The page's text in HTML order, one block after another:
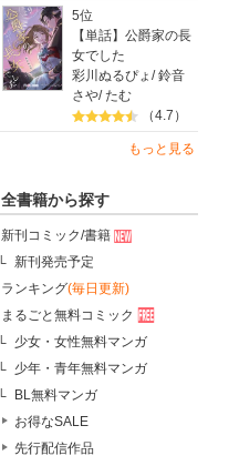
5位
【単話】公爵家の長
女でした
彩川ぬるぴょ /鈴音
さや/たむ
（4.7）
もっと見る
全書籍から探す
新刊コミック/書籍
新刊発売予定
ランキング(毎日更新)
まるごと無料コミック
少女・女性無料マンガ
少年・青年無料マンガ
BL無料マンガ
お得なSALE
先行配信作品